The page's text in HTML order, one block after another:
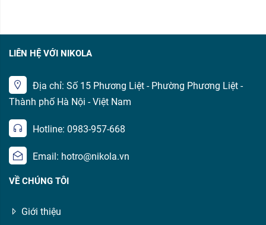
LIÊN HỆ VỚI NIKOLA
Địa chỉ: Số 15 Phương Liệt - Phường Phương Liệt -
Thành phố Hà Nội - Việt Nam
Hotline: 0983-957-668
Email: hotro@nikola.vn
VỀ CHÚNG TÔI
Giới thiệu